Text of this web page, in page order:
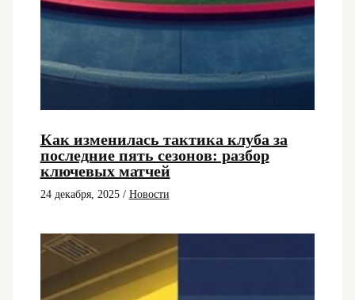
Как изменилась тактика клуба за
последние пять сезонов: разбор
ключевых матчей
24 декабря, 2025 / Новости